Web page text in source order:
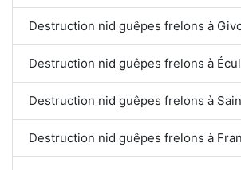
Destruction nid guêpes frelons à
Destruction nid guêpes frelons à
Destruction nid guêpes frelons à
Destruction nid guêpes frelons à